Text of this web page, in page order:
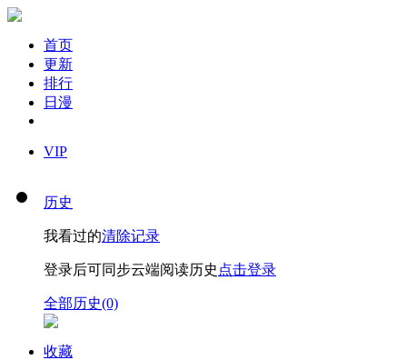
首页
更新
排行
日漫
VIP
历史
我看过的清除记录
登录后可同步云端阅读历史 点击登录
全部历史(0)
收藏